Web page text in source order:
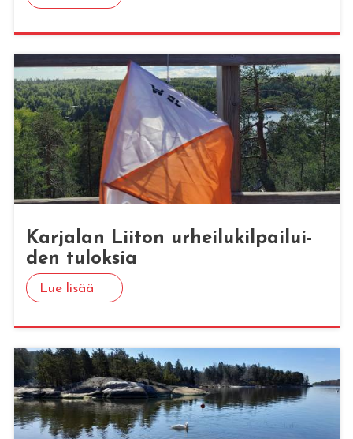
Kar­ja­lan Lii­ton ur­hei­lu­kil­pai­lui­
den tu­lok­sia
Lue lisää